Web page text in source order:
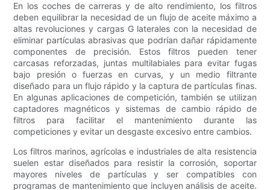
En los coches de carreras y de alto rendimiento, los filtros
deben equilibrar la necesidad de un flujo de aceite máximo a
altas revoluciones y cargas G laterales con la necesidad de
eliminar partículas abrasivas que podrían dañar rápidamente
componentes de precisión. Estos filtros pueden tener
carcasas reforzadas, juntas multilabiales para evitar fugas
bajo presión o fuerzas en curvas, y un medio filtrante
diseñado para un flujo rápido y la captura de partículas finas.
En algunas aplicaciones de competición, también se utilizan
captadores magnéticos y sistemas de cambio rápido de
filtros para facilitar el mantenimiento durante las
competiciones y evitar un desgaste excesivo entre cambios.
Los filtros marinos, agrícolas e industriales de alta resistencia
suelen estar diseñados para resistir la corrosión, soportar
mayores niveles de partículas y ser compatibles con
programas de mantenimiento que incluyen análisis de aceite.